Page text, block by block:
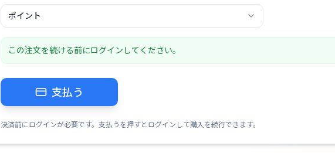
ポイント
この注文を続ける前にログインしてください。
支払う
決済前にログインが必要です。支払うを押すとログインして購入を続行できます。